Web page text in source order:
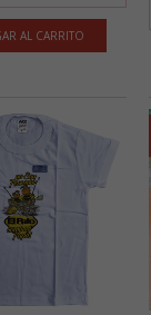
AL CARRITO